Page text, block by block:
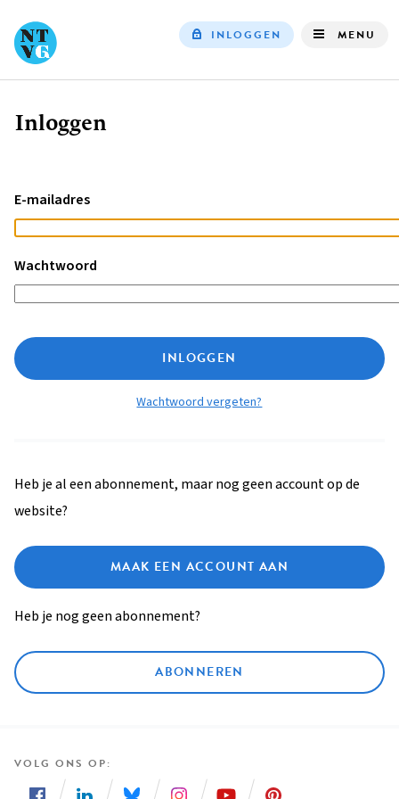
INLOGGEN MENU
Kruimelpad
Inloggen
E-mailadres
Wachtwoord
INLOGGEN
Wachtwoord vergeten?
Heb je al een abonnement, maar nog geen account op de
website?
MAAK EEN ACCOUNT AAN
Heb je nog geen abonnement?
ABONNEREN
VOLG ONS OP